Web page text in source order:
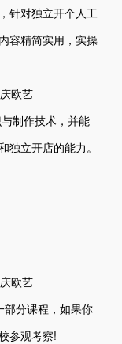
针对独立开个人工
容精简实用，实操
制作技术，并能
独立开店的能力。
部分课程，如果你
参观考察!